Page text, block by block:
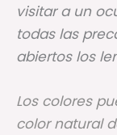
visitar a un
todas las
abiertos los
Los colores
color natural